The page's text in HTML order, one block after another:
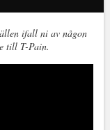
ifall ni av någon
till T-Pain.